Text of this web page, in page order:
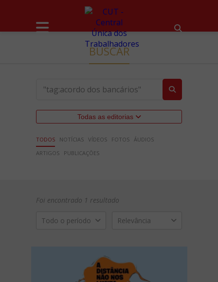
BUSCAR
Todas as editorias
TODOS NOTÍCIAS VÍDEOS FOTOS ÁUDIOS
ARTIGOS
PUBLICAÇÕES
Foi encontrado 1 resultado
Todo o período Relevância